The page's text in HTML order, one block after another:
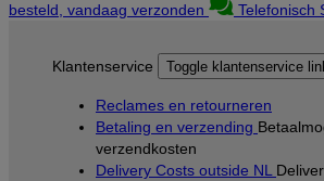
besteld, vandaag verzonden
Telefonisch
Klantenservice Toggle klantenservice
Reclames en retourneren
Betaling en verzending
verzendkosten
Delivery Costs outside NL